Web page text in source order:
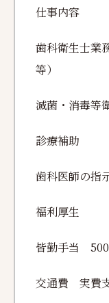
仕事内容
歯科衛生士業
等）
滅菌・消毒等
診療補助
歯科医師の指
福利厚生
皆勤手当
交通費 実費